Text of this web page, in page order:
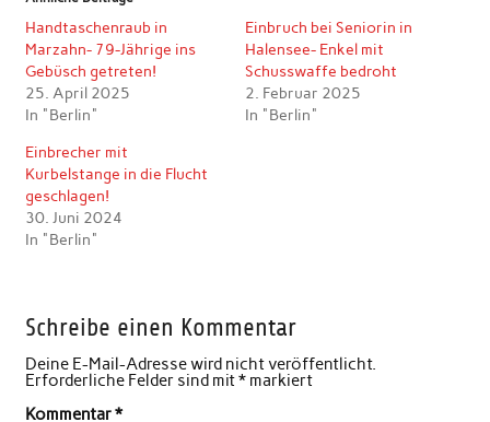
Handtaschenraub in
Marzahn- 79-Jährige ins
Gebüsch getreten!
25. April 2025
In "Berlin"
Einbruch bei Seniorin in
Halensee- Enkel mit
Schusswaffe bedroht
2. Februar 2025
In "Berlin"
Einbrecher mit
Kurbelstange in die Flucht
geschlagen!
30. Juni 2024
In "Berlin"
Schreibe einen Kommentar
Deine E-Mail-Adresse wird nicht veröffentlicht.
Erforderliche Felder sind mit*markiert
Kommentar*